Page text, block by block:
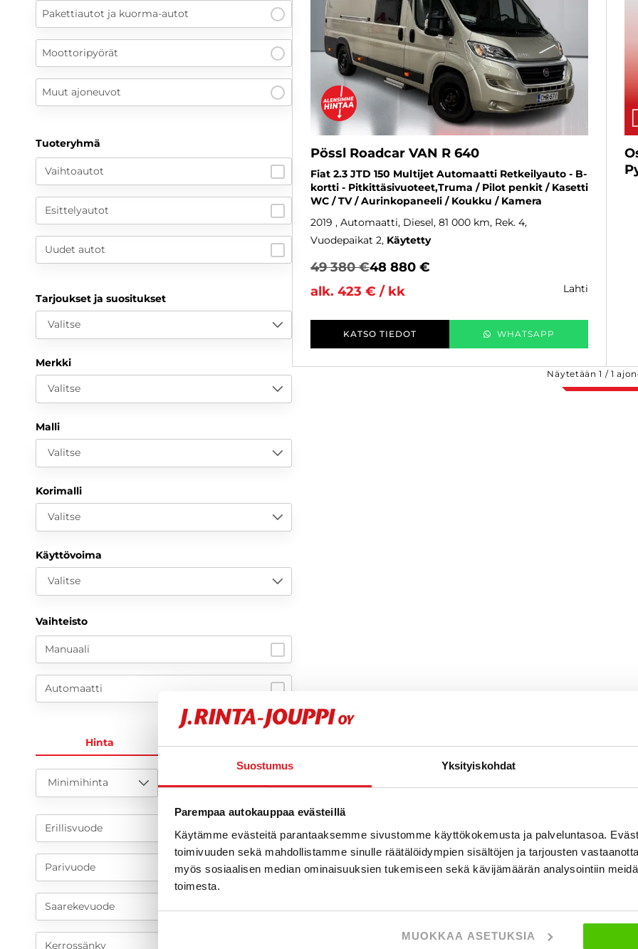
Suostumus Yksityiskohdat
Parempaa autokauppaa evästeillä
Käytämme evästeitä parantaaksemme sivustomme käyttökokemusta ja palveluntasoa.
toimivuuden sekä mahdollistamme sinulle räätälöidympien sisältöjen ja tarjousten
myös sosiaalisen median ominaisuuksien tukemiseen sekä kävijämäärän analysointiin
toimesta.
MUOKKAA ASETUKSIA
Pakettiautot ja kuorma-autot
Moottoripyörät
Muut ajoneuvot
Tuoteryhmä
Vaihtoautot
Esittelyautot
Uudet autot
Tarjoukset ja suositukset
Valitse
Merkki
Valitse
Malli
Valitse
Korimalli
Valitse
Käyttövoima
Valitse
Vaihteisto
Manuaali
Automaatti
Hinta
Minimihinta Maksimihinta
Erillisvuode
Parivuode
Saarekevuode
Kerrossänky
Pössl Roadcar VAN R 640
Fiat 2.3 JTD 150 Multijet Automaatti Retkeilyauto - B-
kortti - Pitkittäsivuoteet,Truma / Pilot penkit / Kasetti
WC / TV / Aurinkopaneeli / Koukku / Kamera
2019 , Automaatti, Diesel, 81 000 km, Rek. 4,
Vuodepaikat 2 Käytetty
49 380 €48 880 €
alk. 423 € / kk
lahti
KATSO TIEDOT WHATSAPP
Näytetään1 /1